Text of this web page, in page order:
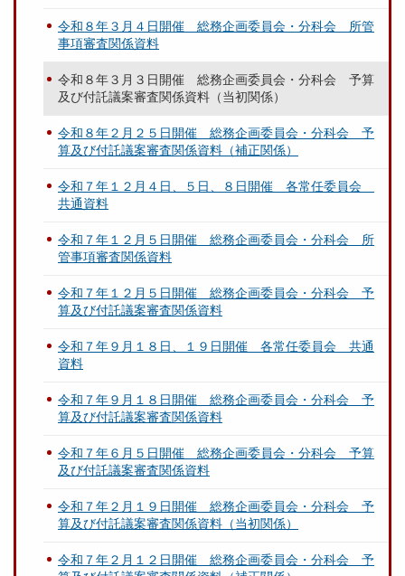
令和８年３月４日開催 総務企画委員会・分科会 所管
事項審査関係資料
令和８年３月３日開催 総務企画委員会・分科会 予算
及び付託議案審査関係資料（当初関係）
令和８年２月２５日開催 総務企画委員会・分科会 予
算及び付託議案審査関係資料（補正関係）
令和７年１２月４日、５日、８日開催 各常任委員会
共通資料
令和７年１２月５日開催 総務企画委員会・分科会 所
管事項審査関係資料
令和７年１２月５日開催 総務企画委員会・分科会 予
算及び付託議案審査関係資料
令和７年９月１８日、１９日開催 各常任委員会 共通
資料
令和７年９月１８日開催 総務企画委員会・分科会 予
算及び付託議案審査関係資料
令和７年６月５日開催 総務企画委員会・分科会 予算
及び付託議案審査関係資料
令和７年２月１９日開催 総務企画委員会・分科会 予
算及び付託議案審査関係資料（当初関係）
令和７年２月１２日開催 総務企画委員会・分科会 予